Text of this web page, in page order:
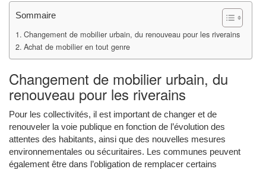
Sommaire
Changement de mobilier urbain, du renouveau pour les riverains
Achat de mobilier en tout genre
Changement de mobilier urbain, du
renouveau pour les riverains
Pour les collectivités, il est important de changer et de
renouveler la voie publique en fonction de l’évolution des
attentes des habitants, ainsi que des nouvelles mesures
environnementales ou sécuritaires. Les communes peuvent
également être dans l’obligation de remplacer certains